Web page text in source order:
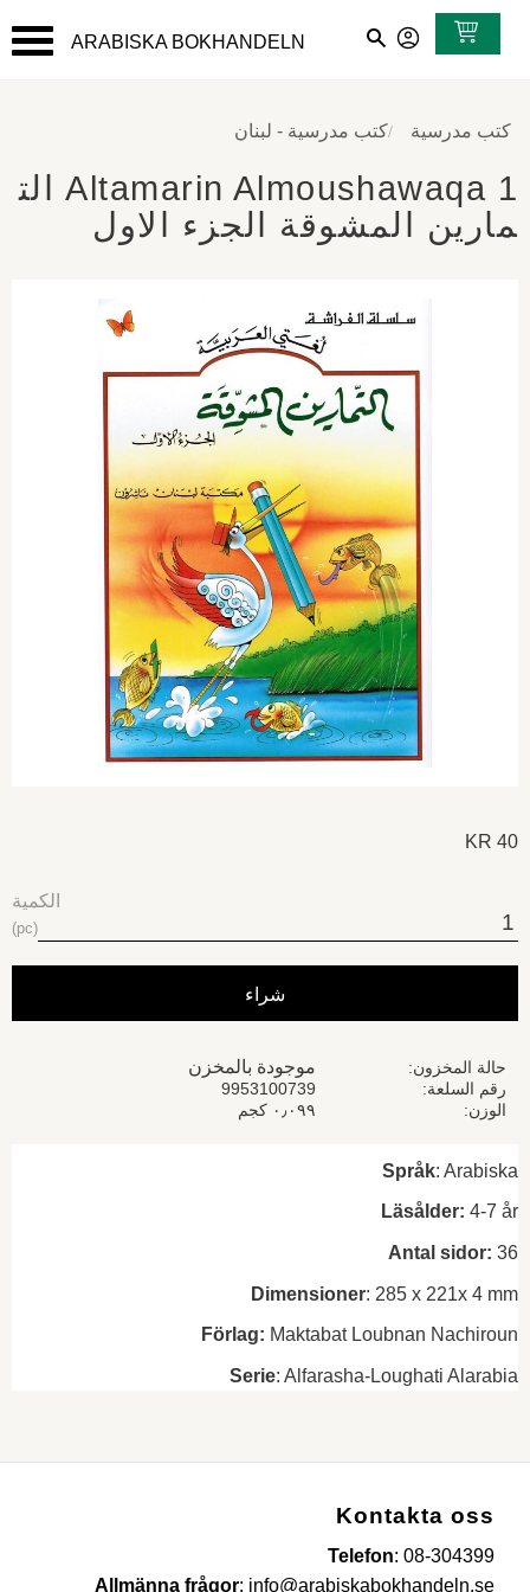
القائمة
ARABISKA BOKHANDELN
كتب مدرسية كتب مدرسية - لبنان
Altamarin Almoushawaqa 1 الت
مارين المشوقة الجزء الاول
40
الكمية
pc
شراء
حالة المخزون موجودة بالمخزن
رقم السلعة
9953100739
الوزن
٠٫٠٩٩ كجم
Språk: Arabiska
Läsålder: 4-7 år
Antal sidor: 36
Dimensioner: 285 x 221x 4 mm
Förlag: Maktabat Loubnan Nachiroun
Serie: Alfarasha-Loughati Alarabia
Kontakta oss
Telefon: 08-304399
Allmänna frågor: info@arabiskabokhandeln.se